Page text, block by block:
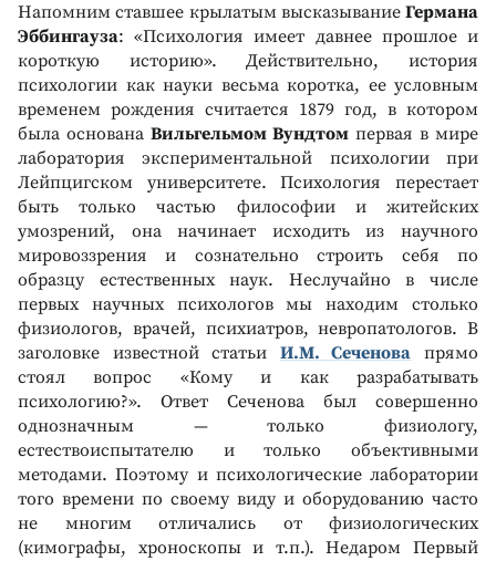
Напомним ставшее крылатым высказывание Германа
Эббингауза: «Психология имеет давнее прошлое и
короткую историю». Действительно, история
психологии как науки весьма коротка, ее условным
временем рождения считается 1879 год, в котором
была основана Вильгельмом Вундтом первая в мире
лаборатория экспериментальной психологии при
Лейпцигском университете. Психология перестает
быть только частью философии и житейских
умозрений, она начинает исходить из научного
мировоззрения и сознательно строить себя по
образцу естественных наук. Неслучайно в числе
первых научных психологов мы находим столько
физиологов, врачей, психиатров, невропатологов. В
заголовке известной статьи И.М. Сеченова прямо
стоял вопрос «Кому и как разрабатывать
психологию?». Ответ Сеченова был совершенно
однозначным — только физиологу,
естествоиспытателю и только объективными
методами. Поэтому и психологические лаборатории
того времени по своему виду и оборудованию часто
не многим отличались от физиологических
(кимографы, хроноскопы и т.п.). Недаром Первый